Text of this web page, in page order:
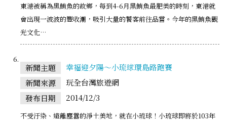
東港被稱為黑鮪魚的故鄉，每到4-6月黑鮪魚最肥美的時刻，東港就
會出現一波波的豐收潮，吸引大量的饕客前往品嘗。今年的黑鮪魚觀
光文化…
新聞主題
幸福迎夕陽～小琉球環島路跑賽
新聞來源
玩全台灣旅遊網
發布日期
2014/12/3
不受汙染、遠離塵囂的淨土美地，就在小琉球！小琉球即將於103年